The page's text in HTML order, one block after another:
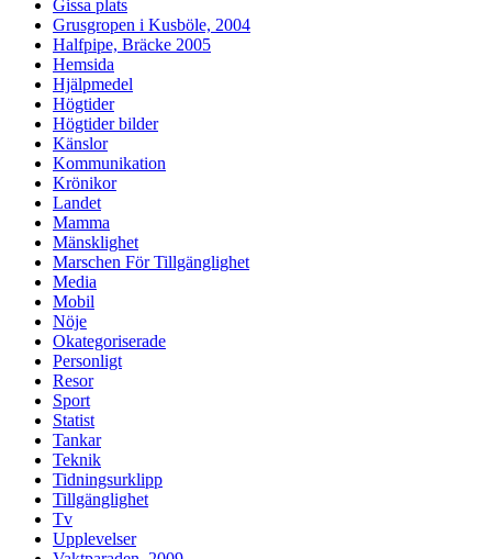
Gissa plats
Grusgropen i Kusböle, 2004
Halfpipe, Bräcke 2005
Hemsida
Hjälpmedel
Högtider
Högtider bilder
Känslor
Kommunikation
Krönikor
Landet
Mamma
Mänsklighet
Marschen För Tillgänglighet
Media
Mobil
Nöje
Okategoriserade
Personligt
Resor
Sport
Statist
Tankar
Teknik
Tidningsurklipp
Tillgänglighet
Tv
Upplevelser